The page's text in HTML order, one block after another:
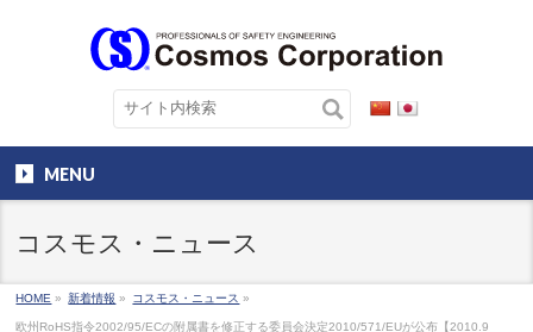
MENU
コスモス・ニュース
HOME » 新着情報 » コスモス・ニュース »
欧州RoHS指令2002/95/ECの附属書を修正する委員会決定2010/571/EUが公布【2010.9